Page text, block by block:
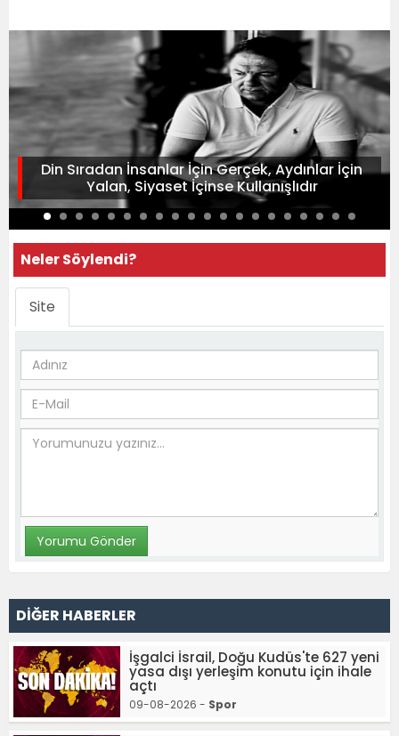
Din Sıradan İnsanlar İçin Gerçek, Aydınlar İçin
Yalan, Siyaset İçinse Kullanışlıdır
Neler Söylendi?
Site
DİĞER HABERLER
İşgalci İsrail, Doğu Kudüs'te 627 yeni
yasa dışı yerleşim konutu için ihale
açtı
09-08-2026 - Spor